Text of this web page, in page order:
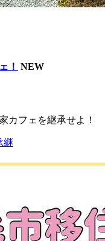
！ NEW
カフェを継承せよ！
継